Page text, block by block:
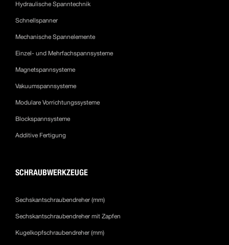
Hydraulische Spanntechnik
Schnellspanner
Mechanische Spannelemente
Einzel- und Mehrfachspannsysteme
Magnetspannsysteme
Vakuumspannsysteme
Modulare Vorrichtungssysteme
Blockspannsysteme
Additive Fertigung
SCHRAUBWERKZEUGE
Sechskantschraubendreher (mm)
Sechskantschraubendreher mit Zapfen
Kugelkopfschraubendreher (mm)